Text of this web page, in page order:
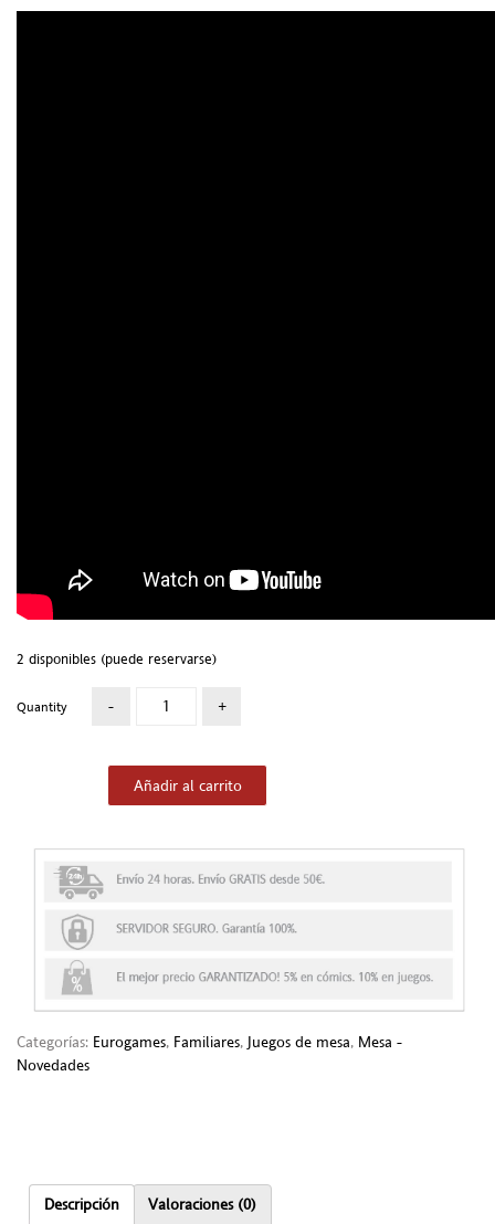
2 disponibles (puede reservarse)
Quantity
Añadir al carrito
Categorías: Eurogames, Familiares, Juegos de mesa, Mesa -
Novedades
Descripción Valoraciones (0)